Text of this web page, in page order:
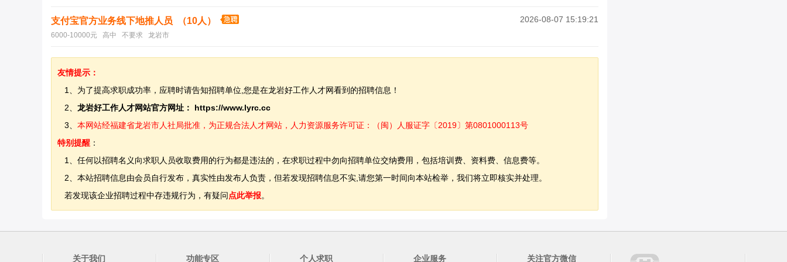
支付宝官方业务线下地推人员 （10人） 2026-08-07 15:19:21
6000-10000元 高中 不要求 龙岩市
友情提示：
1、为了提高求职成功率，应聘时请告知招聘单位,您是在龙岩好工作人才网看到的招聘信息！
2、 龙岩好工作人才网站官方网址： https://www.lyrc.cc
3、 本网站经福建省龙岩市人社局批准，为正规合法人才网站，人力资源服务许可证：（闽）人服证字〔2019〕第0801000113号
特别提醒 ：
1、任何以招聘名义向求职人员收取费用的行为都是违法的，在求职过程中勿向招聘单位交纳费用，包括培训费、资料费、信息费等。
2、本站招聘信息由会员自行发布，真实性由发布人负责，但若发现招聘信息不实,请您第一时间向本站检举，我们将立即核实并处理。
若发现该企业招聘过程中存违规行为，有疑问点此举报。
关于我们 功能专区 个人求职 企业服务 关注官方微信